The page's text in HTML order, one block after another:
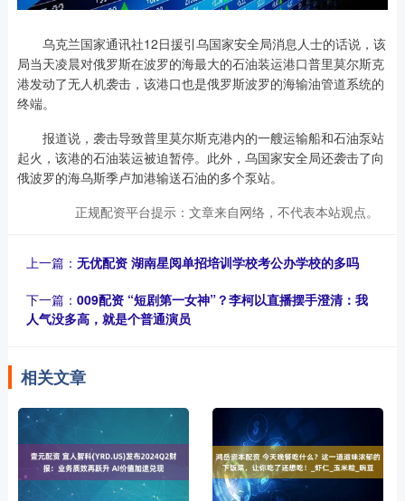
乌克兰国家通讯社12日援引乌国家安全局消息人士的话说，该
局当天凌晨对俄罗斯在波罗的海最大的石油装运港口普里莫尔斯克
港发动了无人机袭击，该港口也是俄罗斯波罗的海输油管道系统的
终端。
报道说，袭击导致普里莫尔斯克港内的一艘运输船和石油泵站
起火，该港的石油装运被迫暂停。此外，乌国家安全局还袭击了向
俄波罗的海乌斯季卢加港输送石油的多个泵站。
正规配资平台提示：文章来自网络，不代表本站观点。
上一篇： 无优配资 湖南星阅单招培训学校考公办学校的多吗
下一篇： 009配资 “短剧第一女神”？李柯以直播摆手澄清：我
人气没多高，就是个普通演员
相关文章